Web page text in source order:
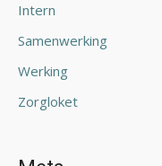
Intern
Samenwerking
Werking
Zorgloket